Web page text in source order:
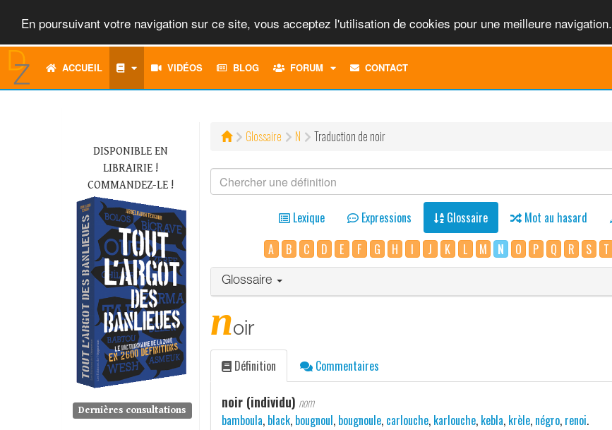
En poursuivant votre navigation sur ce site, vous acceptez l'utilisation de cookies pour une meilleure navigation.
ACCUEIL VIDÉOS BLOG FORUM
TOGGLECONTACT
DISPONIBLE EN
LIBRAIRIE !
COMMANDEZ-LE !
Dernières consultations
Glossaire N Traduction de noir
Lexique Expressions Glossaire Mot au hasard
A
B C D E F G H I J K L M N O P Q R S T
Glossaire
noir
Définition Commentaires
noir (individu) nom
bamboula, black, bougnoul, bougnoule, carlouche, karlouche, kebla, krèle, négro, renoi.